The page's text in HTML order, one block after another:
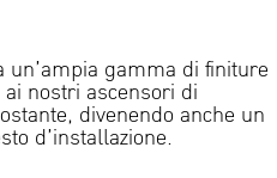
gamma di finiture
ai nostri ascensori di
divenendo anche un
d’installazione.